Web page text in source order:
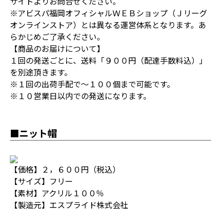
※アビスパ福岡オフィシャルＷＥＢショップ（Ｊリーグ
オンラインストア）とは異なる運営体系となります。あ
らかじめご了承ください。
【商品のお届けについて】
１回の発送ごとに、送料「９００円（配達手数料込）」
を別途頂きます。
※１回の出荷手配で～１００個まで可能です。
※１０営業日以内での発送になります。
■ニット帽
【価格】２，６００円（税込）
【サイズ】フリー
【素材】アクリル１００％
【製造元】エスプライド株式会社